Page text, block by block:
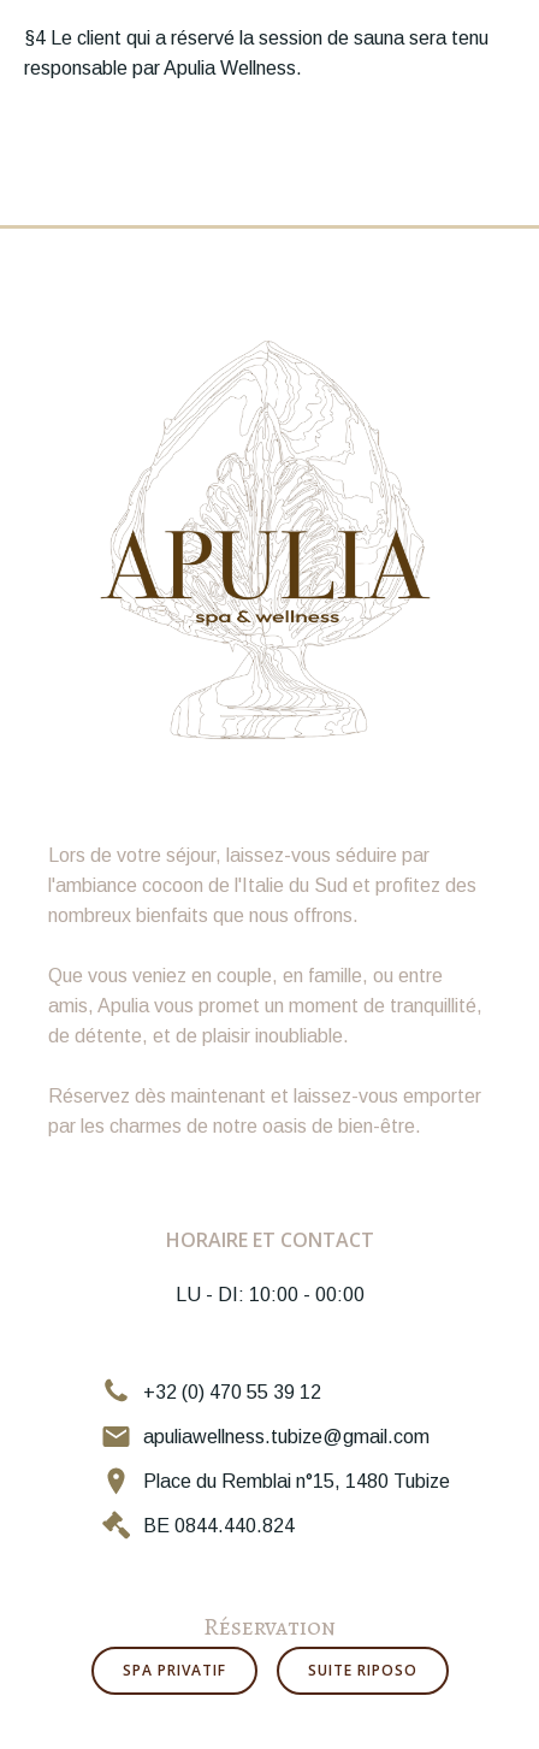
§4 Le client qui a réservé la session de sauna sera tenu
responsable par Apulia Wellness.
Lors de votre séjour, laissez-vous séduire par
l'ambiance cocoon de l'Italie du Sud et profitez des
nombreux bienfaits que nous offrons.
Que vous veniez en couple, en famille, ou entre
amis, Apulia vous promet un moment de tranquillité,
de détente, et de plaisir inoubliable.
Réservez dès maintenant et laissez-vous emporter
par les charmes de notre oasis de bien-être.
HORAIRE ET CONTACT
LU - DI: 10:00 - 00:00
+32 (0) 470 55 39 12
apuliawellness.tubize@gmail.com
Place du Remblai n°15, 1480 Tubize
BE 0844.440.824
Réservation
SPA PRIVATIF SUITE RIPOSO